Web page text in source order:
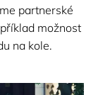
partnerské
možnost
na kole.